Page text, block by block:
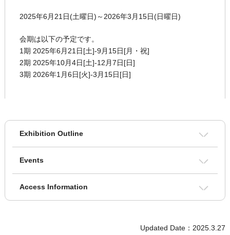
2025年6月21日(土曜日)～2026年3月15日(日曜日)
会期は以下の予定です。
1期 2025年6月21日[土]-9月15日[月・祝]
2期 2025年10月4日[土]-12月7日[日]
3期 2026年1月6日[火]‐3月15日[日]
Exhibition Outline
Events
Access Information
Updated Date：2025.3.27